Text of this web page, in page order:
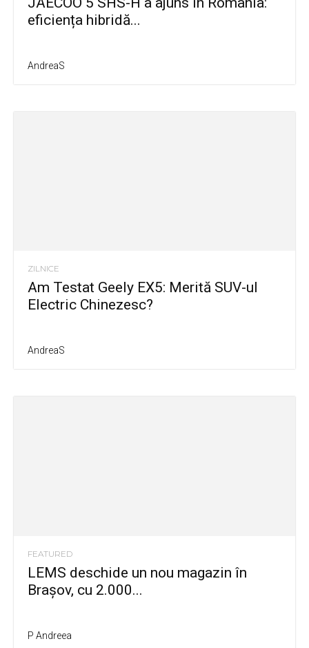
eficiența hibridă...
AndreaS
ZILNICE
Am Testat Geely EX5: Merită SUV-ul
Electric Chinezesc?
AndreaS
FEATURED
LEMS deschide un nou magazin în
Brașov, cu 2.000...
P Andreea